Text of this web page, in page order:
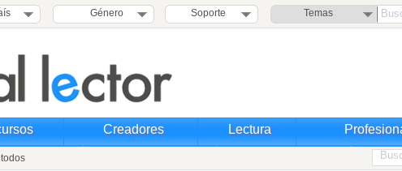
Género Soporte Temas
Creadores Lectura